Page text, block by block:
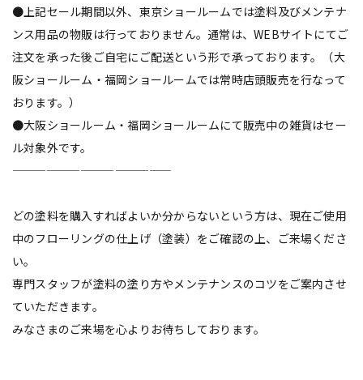
●上記セール期間以外、東京ショールームでは塗料及びメンテナ
ンス用品の物販は行っておりません。通常は、WEBサイトにてご
注文を承った後ご自宅にご配送という形で承っております。（大
阪ショールーム・福岡ショールームでは常時店頭販売を行なって
おります。）
●大阪ショールーム・福岡ショールームにて販売中の雑貨はセー
ル対象外です。
——————————————
どの塗料を購入すればよいか分からないという方は、現在ご使用
中のフローリングの仕上げ（塗装）をご確認の上、ご来場くださ
い。
専門スタッフが塗料の塗り方やメンテナンスのコツをご案内させ
ていただきます。
みなさまのご来場を心よりお待ちしております。